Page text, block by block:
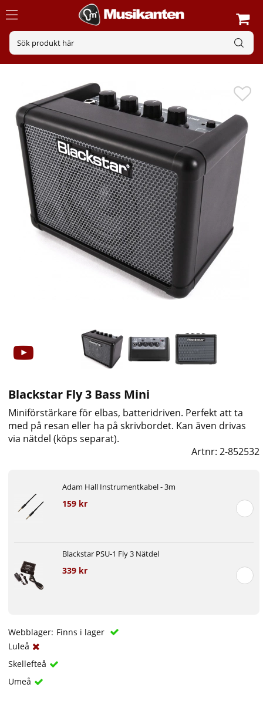
Blackstar Fly 3 Bass Mini
Miniförstärkare för elbas, batteridriven. Perfekt att ta
med på resan eller ha på skrivbordet. Kan även drivas
via nätdel (köps separat).
Artnr:2-852532
Adam Hall Instrumentkabel - 3m
159 kr
Blackstar PSU-1 Fly 3 Nätdel
339 kr
Webblager: Finns i lager
Luleå
Skellefteå
Umeå